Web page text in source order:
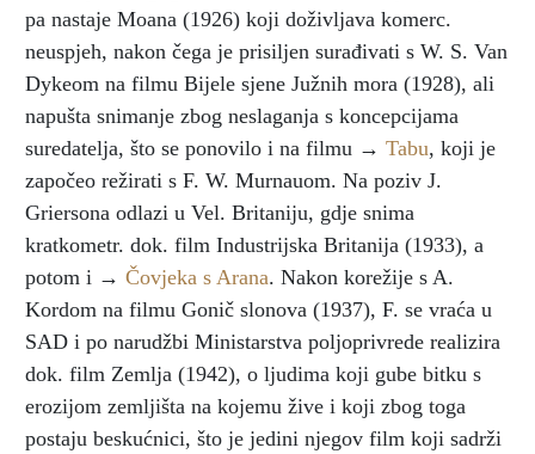
pa nastaje Moana (1926) koji doživljava komerc.
neuspjeh, nakon čega je prisiljen surađivati s W. S. Van
Dykeom na filmu Bijele sjene Južnih mora (1928), ali
napušta snimanje zbog neslaganja s koncepcijama
suredatelja, što se ponovilo i na filmu → Tabu, koji je
započeo režirati s F. W. Murnauom. Na poziv J.
Griersona odlazi u Vel. Britaniju, gdje snima
kratkometr. dok. film Industrijska Britanija (1933), a
potom i → Čovjeka s Arana. Nakon korežije s A.
Kordom na filmu Gonič slonova (1937), F. se vraća u
SAD i po narudžbi Ministarstva poljoprivrede realizira
dok. film Zemlja (1942), o ljudima koji gube bitku s
erozijom zemljišta na kojemu žive i koji zbog toga
postaju beskućnici, što je jedini njegov film koji sadrži